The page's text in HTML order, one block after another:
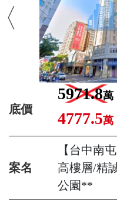
底價
5971.8萬
4777.5萬
案名
【台中南
高樓層/精
公園**